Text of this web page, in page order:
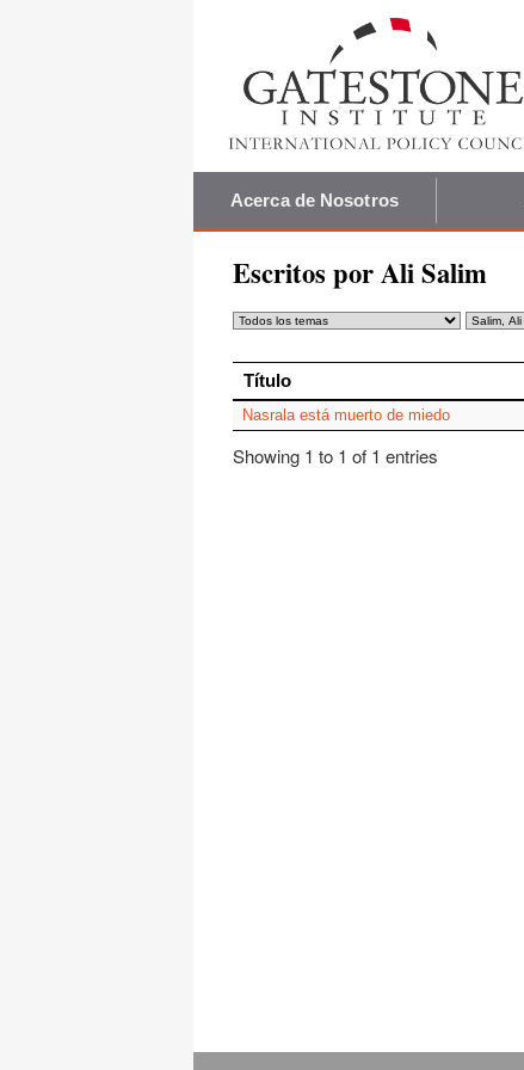
Acerca de Nosotros
Escritos por Ali Salim
Título
Nasrala está muerto de miedo
Showing 1 to 1 of 1 entries
Título